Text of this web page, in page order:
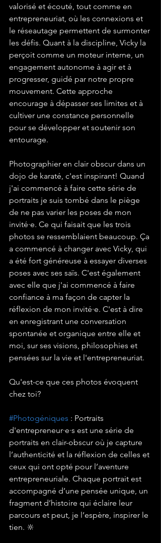
valorisé et écouté, tout comme en
entrepreneuriat, où les connexions et
le réseautage permettent de surmonter
les défis. Quant à la discipline, Vicky la
perçoit comme un moteur interne, un
engagement autonome à agir et à
progresser, guidé par notre propre
mouvement. Cette approche
encourage à dépasser ses limites et à
cultiver une constance personnelle
pour se développer et soutenir son
entourage.
Photographier en clair obscur dans un
dojo de karaté, c'est inspirant! Quand
j'ai commencé à faire cette série de
portraits je suis tombé dans le piège
de ne pas varier les poses de mon
invité·e. Ce qui faisait que les trois
photos se ressemblaient beaucoup. Ça
a commencé à changer avec Vicky, qui
a été fort généreuse à essayer diverses
poses avec ses saïs. C'est également
avec elle que j'ai commencé à faire
confiance à ma façon de capter la
réflexion de mon invité·e. C'est à dire
en enregistrant une conversation
spontanée et organique entre elle et
moi, sur ses visions, philosophies et
pensées sur la vie et l'entrepreneuriat.
Qu'est-ce que ces photos évoquent
chez toi?
#Photogéniques : Portraits
d'entrepreneur·e·s est une série de
portraits en clair-obscur où je capture
l’authenticité et la réflexion de celles et
ceux qui ont opté pour l’aventure
entrepreneuriale. Chaque portrait est
accompagné d’une pensée unique, un
fragment d’histoire qui éclaire leur
parcours et peut, je l’espère, inspirer le
tien. 🔆